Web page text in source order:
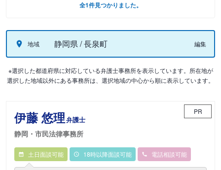
全1件見つかりました。
地域 静岡県 / 長泉町 編集
※選択した都道府県に対応している弁護士事務所を表示しています。所在地が
選択した地域以外にある事務所は、選択地域の中心から順に表示しています。
伊藤 悠理弁護士
静岡・市民法律事務所
PR
土日面談可能 18時以降面談可能 電話相談可能